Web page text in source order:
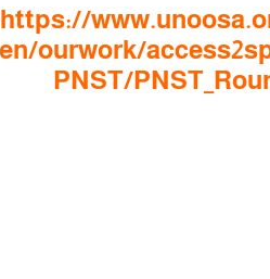
https://
en/ourwork/
PNST/